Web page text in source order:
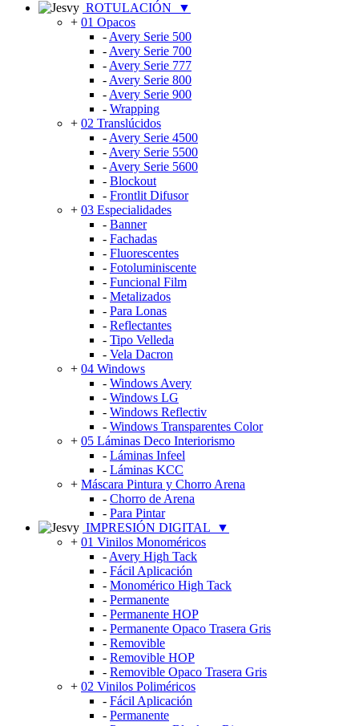
ROTULACIÓN
▼
+ 01 Opacos
- Avery Serie 500
- Avery Serie 700
- Avery Serie 777
- Avery Serie 800
- Avery Serie 900
- Wrapping
+ 02 Translúcidos
- Avery Serie 4500
- Avery Serie 5500
- Avery Serie 5600
- Blockout
- Frontlit Difusor
+ 03 Especialidades
- Banner
- Fachadas
- Fluorescentes
- Fotoluminiscente
- Funcional Film
- Metalizados
- Para Lonas
- Reflectantes
- Tipo Velleda
- Vela Dacron
+ 04 Windows
- Windows Avery
- Windows LG
- Windows Reflectiv
- Windows Transparentes Color
+ 05 Láminas Deco Interiorismo
- Láminas Infeel
- Láminas KCC
+ Máscara Pintura y Chorro Arena
- Chorro de Arena
- Para Pintar
IMPRESIÓN DIGITAL
▼
+ 01 Vinilos Monoméricos
- Avery High Tack
- Fácil Aplicación
- Monomérico High Tack
- Permanente
- Permanente HOP
- Permanente Opaco Trasera Gris
- Removible
- Removible HOP
- Removible Opaco Trasera Gris
+ 02 Vinilos Poliméricos
- Fácil Aplicación
- Permanente